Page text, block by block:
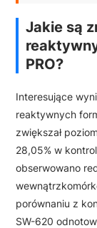
Jakie są
PRO?
Interesujące
reaktywnych
zwiększał
28,05% w
obserwowano
porównaniu z
SW-620